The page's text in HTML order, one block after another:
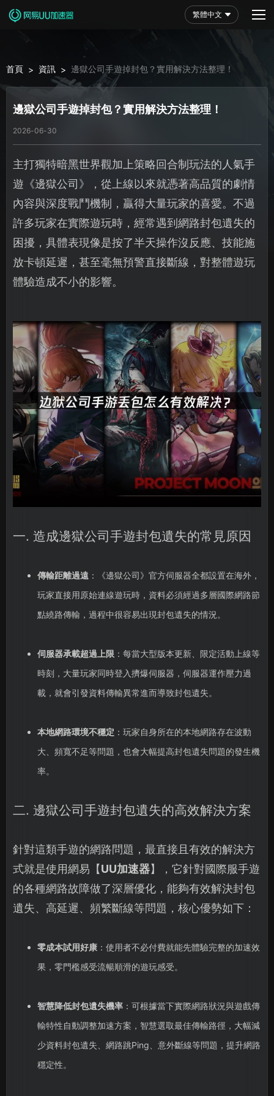
繁體中文
首頁 > 資訊 > 邊獄公司手遊掉封包？實用解決方法整理！
邊獄公司手遊掉封包？實用解決方法整理！
2026-06-30
主打獨特暗黑世界觀加上策略回合制玩法的人氣手
遊《邊獄公司》，從上線以來就憑著高品質的劇情
內容與深度戰鬥機制，贏得大量玩家的喜愛。不過
許多玩家在實際遊玩時，經常遇到網路封包遺失的
困擾，具體表現像是按了半天操作沒反應、技能施
放卡頓延遲，甚至毫無預警直接斷線，對整體遊玩
體驗造成不小的影響。
一. 造成邊獄公司手遊封包遺失的常見原因
傳輸距離過遠：《邊獄公司》官方伺服器全都設置在海外，
玩家直接用原始連線遊玩時，資料必須經過多層國際網路節
點繞路傳輸，過程中很容易出現封包遺失的情況。
伺服器承載超過上限：每當大型版本更新、限定活動上線等
時刻，大量玩家同時登入擠爆伺服器，伺服器運作壓力過
載，就會引發資料傳輸異常進而導致封包遺失。
本地網路環境不穩定 ：玩家自身所在的本地網路存在波動
大、頻寬不足等問題，也會大幅提高封包遺失問題的發生機
率。
二. 邊獄公司手遊封包遺失的高效解決方案
針對這類手遊的網路問題，最直接且有效的解決方
式就是使用網易【UU加速器】，它針對國際服手遊
的各種網路故障做了深層優化，能夠有效解決封包
遺失、高延遲、頻繁斷線等問題，核心優勢如下：
零成本試用好康：使用者不必付費就能先體驗完整的加速效
果，零門檻感受流暢順滑的遊玩感受。
智慧降低封包遺失機率：可根據當下實際網路狀況與遊戲傳
輸特性自動調整加速方案，智慧選取最佳傳輸路徑，大幅減
少資料封包遺失、網路跳Ping、意外斷線等問題，提升網路
穩定性。